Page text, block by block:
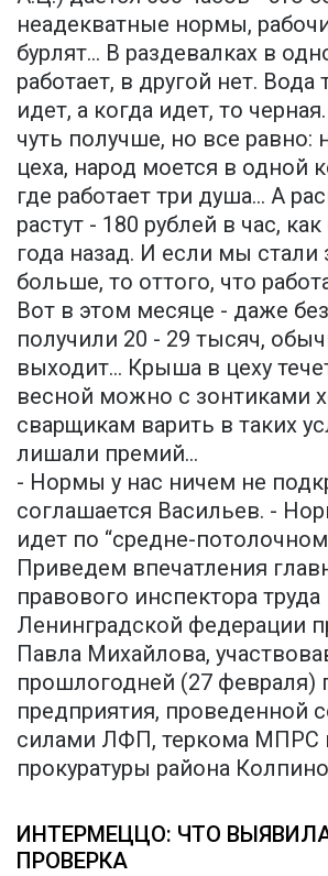
неадекватные нормы,
бурлят... В раздевалках в
работает, в другой нет. Вода
идет, а когда идет, то
чуть получше, но все равно:
цеха, народ моется в одной
где работает три душа... А
растут - 180 рублей в час,
года назад. И если мы стали
больше, то оттого, что
Вот в этом месяце - даже
получили 20 - 29 тысяч,
выходит... Крыша в цеху
весной можно с зонтиками
сварщикам варить в таких
лишали премий...
- Нормы у нас ничем не
соглашается Васильев. -
идет по “средне-
Приведем впечатления
правового инспектора труда
Ленинградской федерации
Павла Михайлова,
прошлогодней (27 февраля)
предприятия, проведенной
силами ЛФП, теркома МПРС
прокуратуры района
ИНТЕРМЕЦЦО: ЧТО
ПРОВЕРКА